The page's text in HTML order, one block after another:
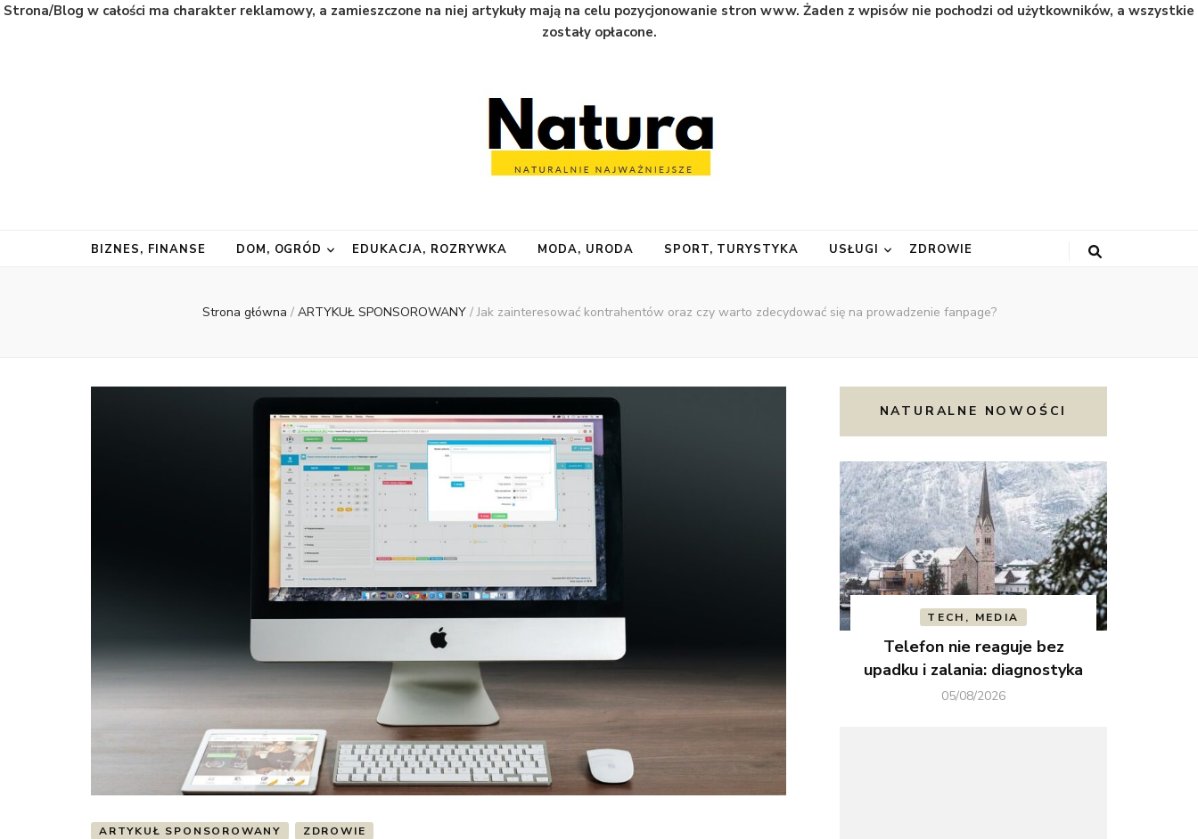
Strona/Blog w całości ma charakter reklamowy, a zamieszczone na niej artykuły mają na celu pozycjonowanie stron www. Żaden z wpisów nie pochodzi od użytkowników, a wszystkie
zostały opłacone.
BIZNES, FINANSE DOM, OGRÓD EDUKACJA, ROZRYWKA MODA, URODA SPORT, TURYSTYKA USŁUGI ZDROWIE
Strona główna / ARTYKUŁ SPONSOROWANY / Jak zainteresować kontrahentów oraz czy warto zdecydować się na prowadzenie fanpage?
ARTYKUŁ SPONSOROWANY ZDROWIE
NATURALNE NOWOŚCI
TECH, MEDIA
Telefon nie reaguje bez
upadku i zalania: diagnostyka
05/08/2026